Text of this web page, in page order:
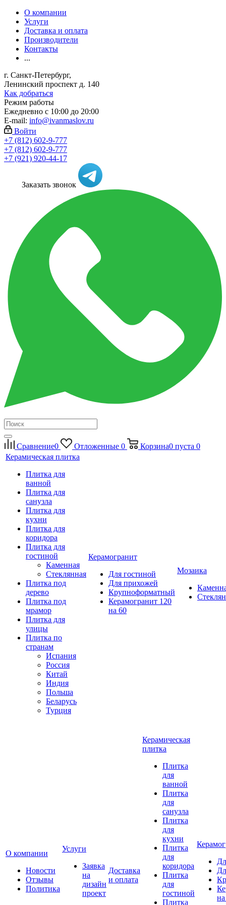
О компании
Услуги
Доставка и оплата
Производители
Контакты
...
г. Санкт-Петербург,
Ленинский проспект д. 140
Как добраться
Режим работы
Ежедневно с 10:00 до 20:00
E-mail: info@ivanmaslov.ru
Войти
+7 (812) 602-9-777
+7 (812) 602-9-777
+7 (921) 920-44-17
Заказать звонок
Сравнение0 Отложенные 0 Корзина0 пуста 0
Керамическая плитка
Плитка для
ванной
Плитка для
санузла
Плитка для
кухни
Плитка для
коридора
Плитка для
гостиной
Каменная
Стеклянная
Плитка под
дерево
Плитка под
мрамор
Плитка для
улицы
Плитка по
странам
Испания
Россия
Китай
Индия
Польша
Беларусь
Турция
Керамогранит
Для гостиной
Для прихожей
Крупноформатный
Керамогранит 120
на 60
Мозаика
О компании
Новости
Отзывы
Политика
Услуги
Заявка
на
дизайн
проект
Доставка
и оплата
Керамическая
плитка
Плитка
для
ванной
Плитка
для
санузла
Плитка
для
кухни
Плитка
для
коридора
Плитка
для
гостиной
Плитка